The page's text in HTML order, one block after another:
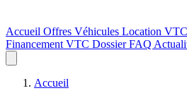
Accueil Offres Véhicules Location
Financement VTC DossierFAQ
Accueil